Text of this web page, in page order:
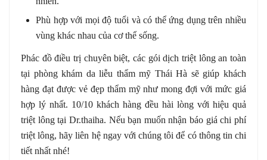
Phù hợp với mọi độ tuổi và có thể ứng dụng trên nhiều
vùng khác nhau của cơ thể sống.
Phác đồ điều trị chuyên biệt, các gói dịch triệt lông an toàn
tại phòng khám da liễu thẩm mỹ Thái Hà sẽ giúp khách
hàng đạt được vẻ đẹp thẩm mỹ như mong đợi với mức giá
hợp lý nhất. 10/10 khách hàng đều hài lòng với hiệu quả
triệt lông tại Dr.thaiha. Nếu bạn muốn nhận báo giá chi phí
triệt lông, hãy liên hệ ngay với chúng tôi để có thông tin chi
tiết nhất nhé!